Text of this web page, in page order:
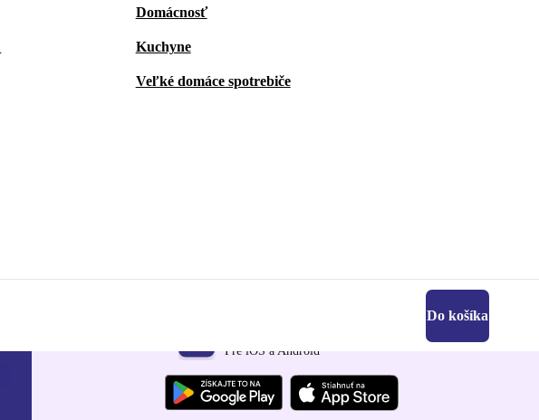
Domácnosť
Kuchyne
Veľké domáce spotrebiče
Do košíka
Pre iOS a Android